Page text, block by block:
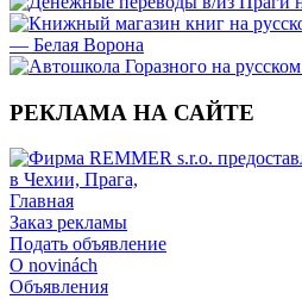
РЕКЛАМА НА САЙТЕ
Главная
Заказ рекламы
Подать объявление
O novinách
Объявления